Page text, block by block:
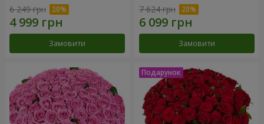
6 249 грн
Замовити
7 624 грн
Замовити